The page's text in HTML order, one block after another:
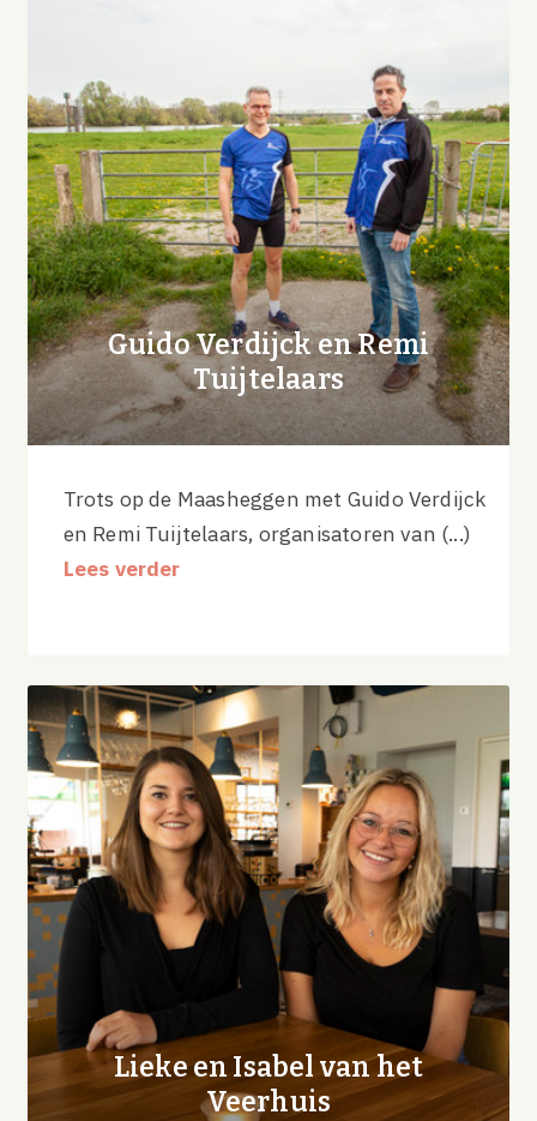
Guido Verdijck en Remi
Tuijtelaars
Trots op de Maasheggen met Guido Verdijck
en Remi Tuijtelaars, organisatoren van (...)
Lees verder
Lieke en Isabel van het
Veerhuis